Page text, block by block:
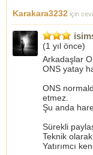
Karakara3232 için
(1 yıl önce)
Arkadaşlar
ONS yatay
ONS
etmez.
Şu anda
Sürekli
Teknik
Yatırımcı